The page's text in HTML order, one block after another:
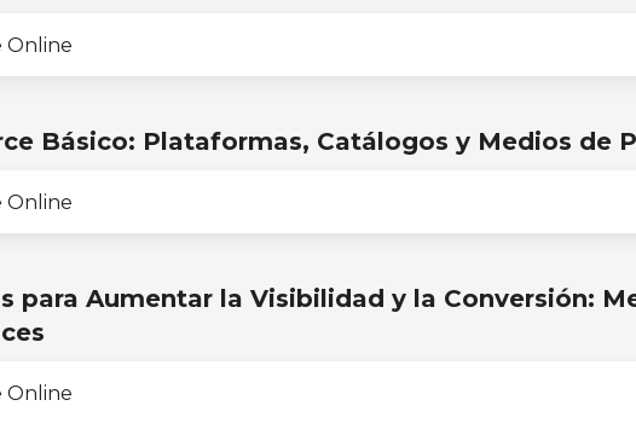
Online
Básico: Plataformas, Catálogos y Medios de
Online
para Aumentar la Visibilidad y la Conversión:
Online